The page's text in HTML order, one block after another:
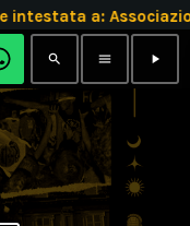
a:
search menu play_arrow